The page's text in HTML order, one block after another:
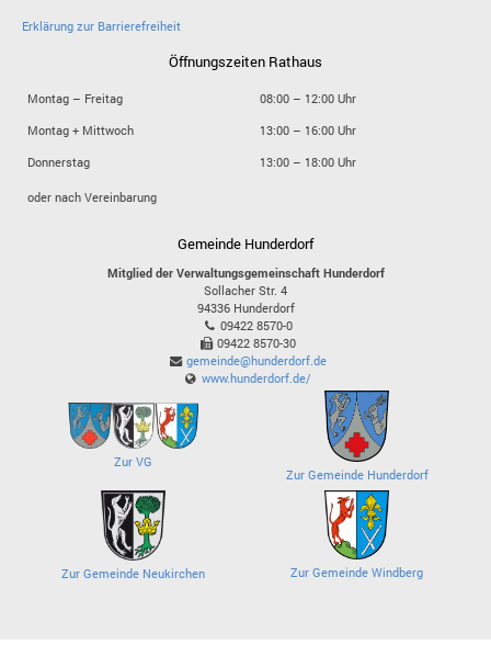
Erklärung zur Barrierefreiheit
Öffnungszeiten Rathaus
Montag – Freitag
08:00 – 12:00 Uhr
Montag + Mittwoch
13:00 – 16:00 Uhr
Donnerstag
13:00 – 18:00 Uhr
oder nach Vereinbarung
Gemeinde Hunderdorf
Mitglied der Verwaltungsgemeinschaft Hunderdorf
Sollacher Str. 4
94336 Hunderdorf
09422 8570-0
09422 8570-30
gemeinde@hunderdorf.de
www.hunderdorf.de/
Zur VG
Zur Gemeinde Hunderdorf
Zur Gemeinde Neukirchen Zur Gemeinde Windberg